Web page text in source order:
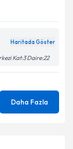
belirtilen
Haritada Göster
Kat:3 Daire:22
Daha Fazla